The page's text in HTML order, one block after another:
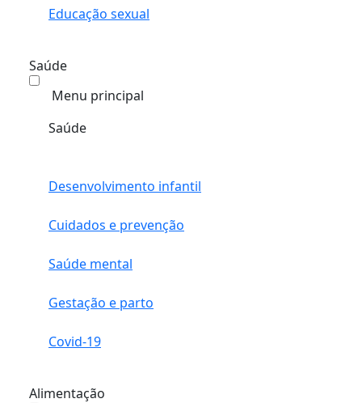
Educação sexual
Saúde
Menu principal
Saúde
Desenvolvimento infantil
Cuidados e prevenção
Saúde mental
Gestação e parto
Covid-19
Alimentação